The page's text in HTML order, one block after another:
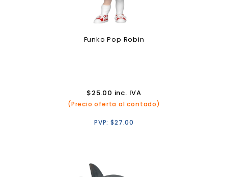
Funko Pop Robin
$25.00 inc. IVA
(Precio oferta al contado)
PVP:$27.00